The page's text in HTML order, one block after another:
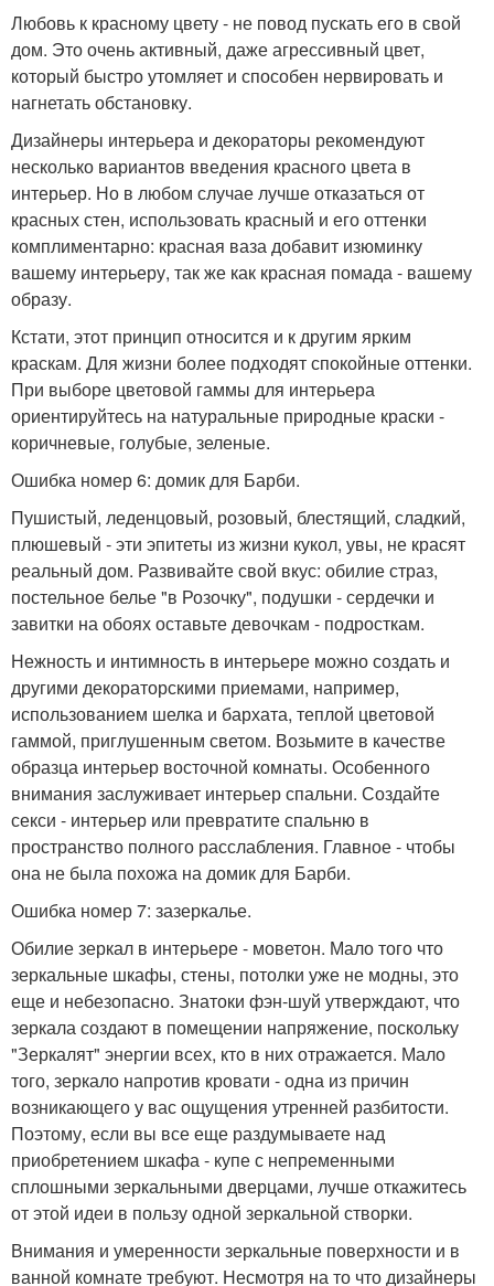
Любовь к красному цвету - не повод пускать его в свой
дом. Это очень активный, даже агрессивный цвет,
который быстро утомляет и способен нервировать и
нагнетать обстановку.
Дизайнеры интерьера и декораторы рекомендуют
несколько вариантов введения красного цвета в
интерьер. Но в любом случае лучше отказаться от
красных стен, использовать красный и его оттенки
комплиментарно: красная ваза добавит изюминку
вашему интерьеру, так же как красная помада - вашему
образу.
Кстати, этот принцип относится и к другим ярким
краскам. Для жизни более подходят спокойные оттенки.
При выборе цветовой гаммы для интерьера
ориентируйтесь на натуральные природные краски -
коричневые, голубые, зеленые.
Ошибка номер 6: домик для Барби.
Пушистый, леденцовый, розовый, блестящий, сладкий,
плюшевый - эти эпитеты из жизни кукол, увы, не красят
реальный дом. Развивайте свой вкус: обилие страз,
постельное белье "в Розочку", подушки - сердечки и
завитки на обоях оставьте девочкам - подросткам.
Нежность и интимность в интерьере можно создать и
другими декораторскими приемами, например,
использованием шелка и бархата, теплой цветовой
гаммой, приглушенным светом. Возьмите в качестве
образца интерьер восточной комнаты. Особенного
внимания заслуживает интерьер спальни. Создайте
секси - интерьер или превратите спальню в
пространство полного расслабления. Главное - чтобы
она не была похожа на домик для Барби.
Ошибка номер 7: зазеркалье.
Обилие зеркал в интерьере - моветон. Мало того что
зеркальные шкафы, стены, потолки уже не модны, это
еще и небезопасно. Знатоки фэн-шуй утверждают, что
зеркала создают в помещении напряжение, поскольку
"Зеркалят" энергии всех, кто в них отражается. Мало
того, зеркало напротив кровати - одна из причин
возникающего у вас ощущения утренней разбитости.
Поэтому, если вы все еще раздумываете над
приобретением шкафа - купе с непременными
сплошными зеркальными дверцами, лучше откажитесь
от этой идеи в пользу одной зеркальной створки.
Внимания и умеренности зеркальные поверхности и в
ванной комнате требуют. Несмотря на то что дизайнеры